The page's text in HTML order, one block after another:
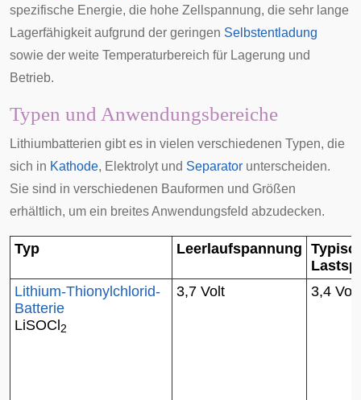
spezifische Energie, die hohe Zellspannung, die sehr lange
Lagerfähigkeit aufgrund der geringen Selbstentladung
sowie der weite Temperaturbereich für Lagerung und
Betrieb.
Typen und Anwendungsbereiche
Lithiumbatterien gibt es in vielen verschiedenen Typen, die
sich in Kathode, Elektrolyt und Separator unterscheiden.
Sie sind in verschiedenen Bauformen und Größen
erhältlich, um ein breites Anwendungsfeld abzudecken.
Typ Leerlaufspannung
Lithium-Thionylchlorid-
Batterie
LiSOCl2
3,7 Volt 3,4 Volt